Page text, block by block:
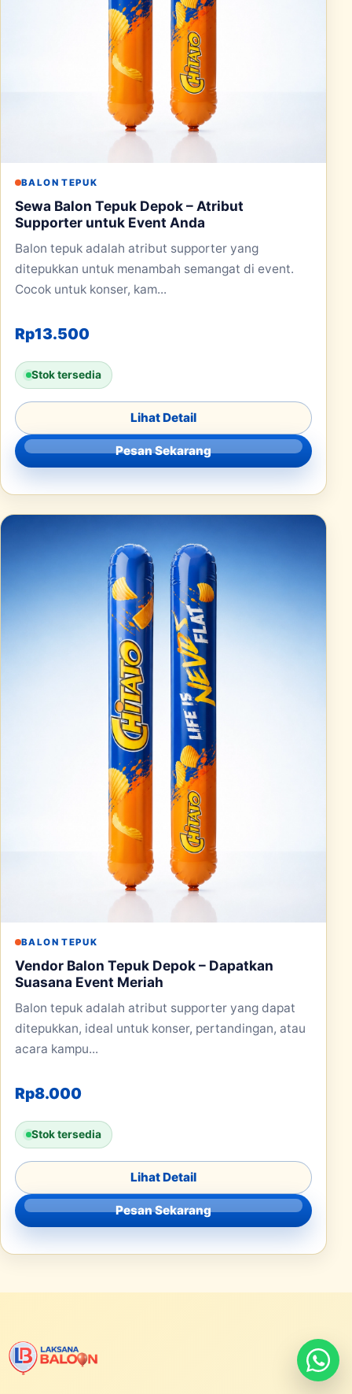
BALON TEPUK
Sewa Balon Tepuk Depok – Atribut
Supporter untuk Event Anda
Balon tepuk adalah atribut supporter yang
ditepukkan untuk menambah semangat di event.
Cocok untuk konser, kam...
Rp13.500
Stok tersedia
Lihat Detail
Pesan Sekarang
BALON TEPUK
Vendor Balon Tepuk Depok – Dapatkan
Suasana Event Meriah
Balon tepuk adalah atribut supporter yang dapat
ditepukkan, ideal untuk konser, pertandingan, atau
acara kampu...
Rp8.000
Stok tersedia
Lihat Detail
Pesan Sekarang